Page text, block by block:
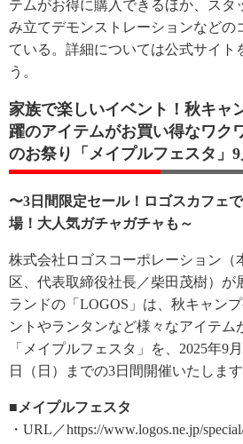
テムがお得に購入できるほか、スタ
み立てデモンストレーションなどの
ている。詳細については公式サイト
う。
家族で楽しいイベント！秋キャ
躍のアイテムがお買い得なワク
のお祭り「メイプルフェスタ」
〜3日間限定セール！ロゴスカフェ
場！大人気ガチャガチャも～
株式会社ロゴスコーポレーション（
区、代表取締役社長／柴田茂樹）が
ランドの「LOGOS」は、秋キャン
ントやランタンなど様々なアイテム
「メイプルフェスタ」を、2025年9
日（日）までの3日間開催いたします
■メイプルフェスタ
・URL／https://www.logos.ne.jp/